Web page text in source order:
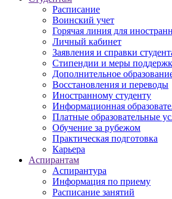
Расписание
Воинский учет
Горячая линия для
Личный кабинет
Заявления и справки
Стипендии и меры
Дополнительное
Восстановления и переводы
Иностранному студенту
Информационная
Платные образовательные
Обучение за рубежом
Практическая подготовка
Карьера
Аспирантам
Аспирантура
Информация по приему
Расписание занятий